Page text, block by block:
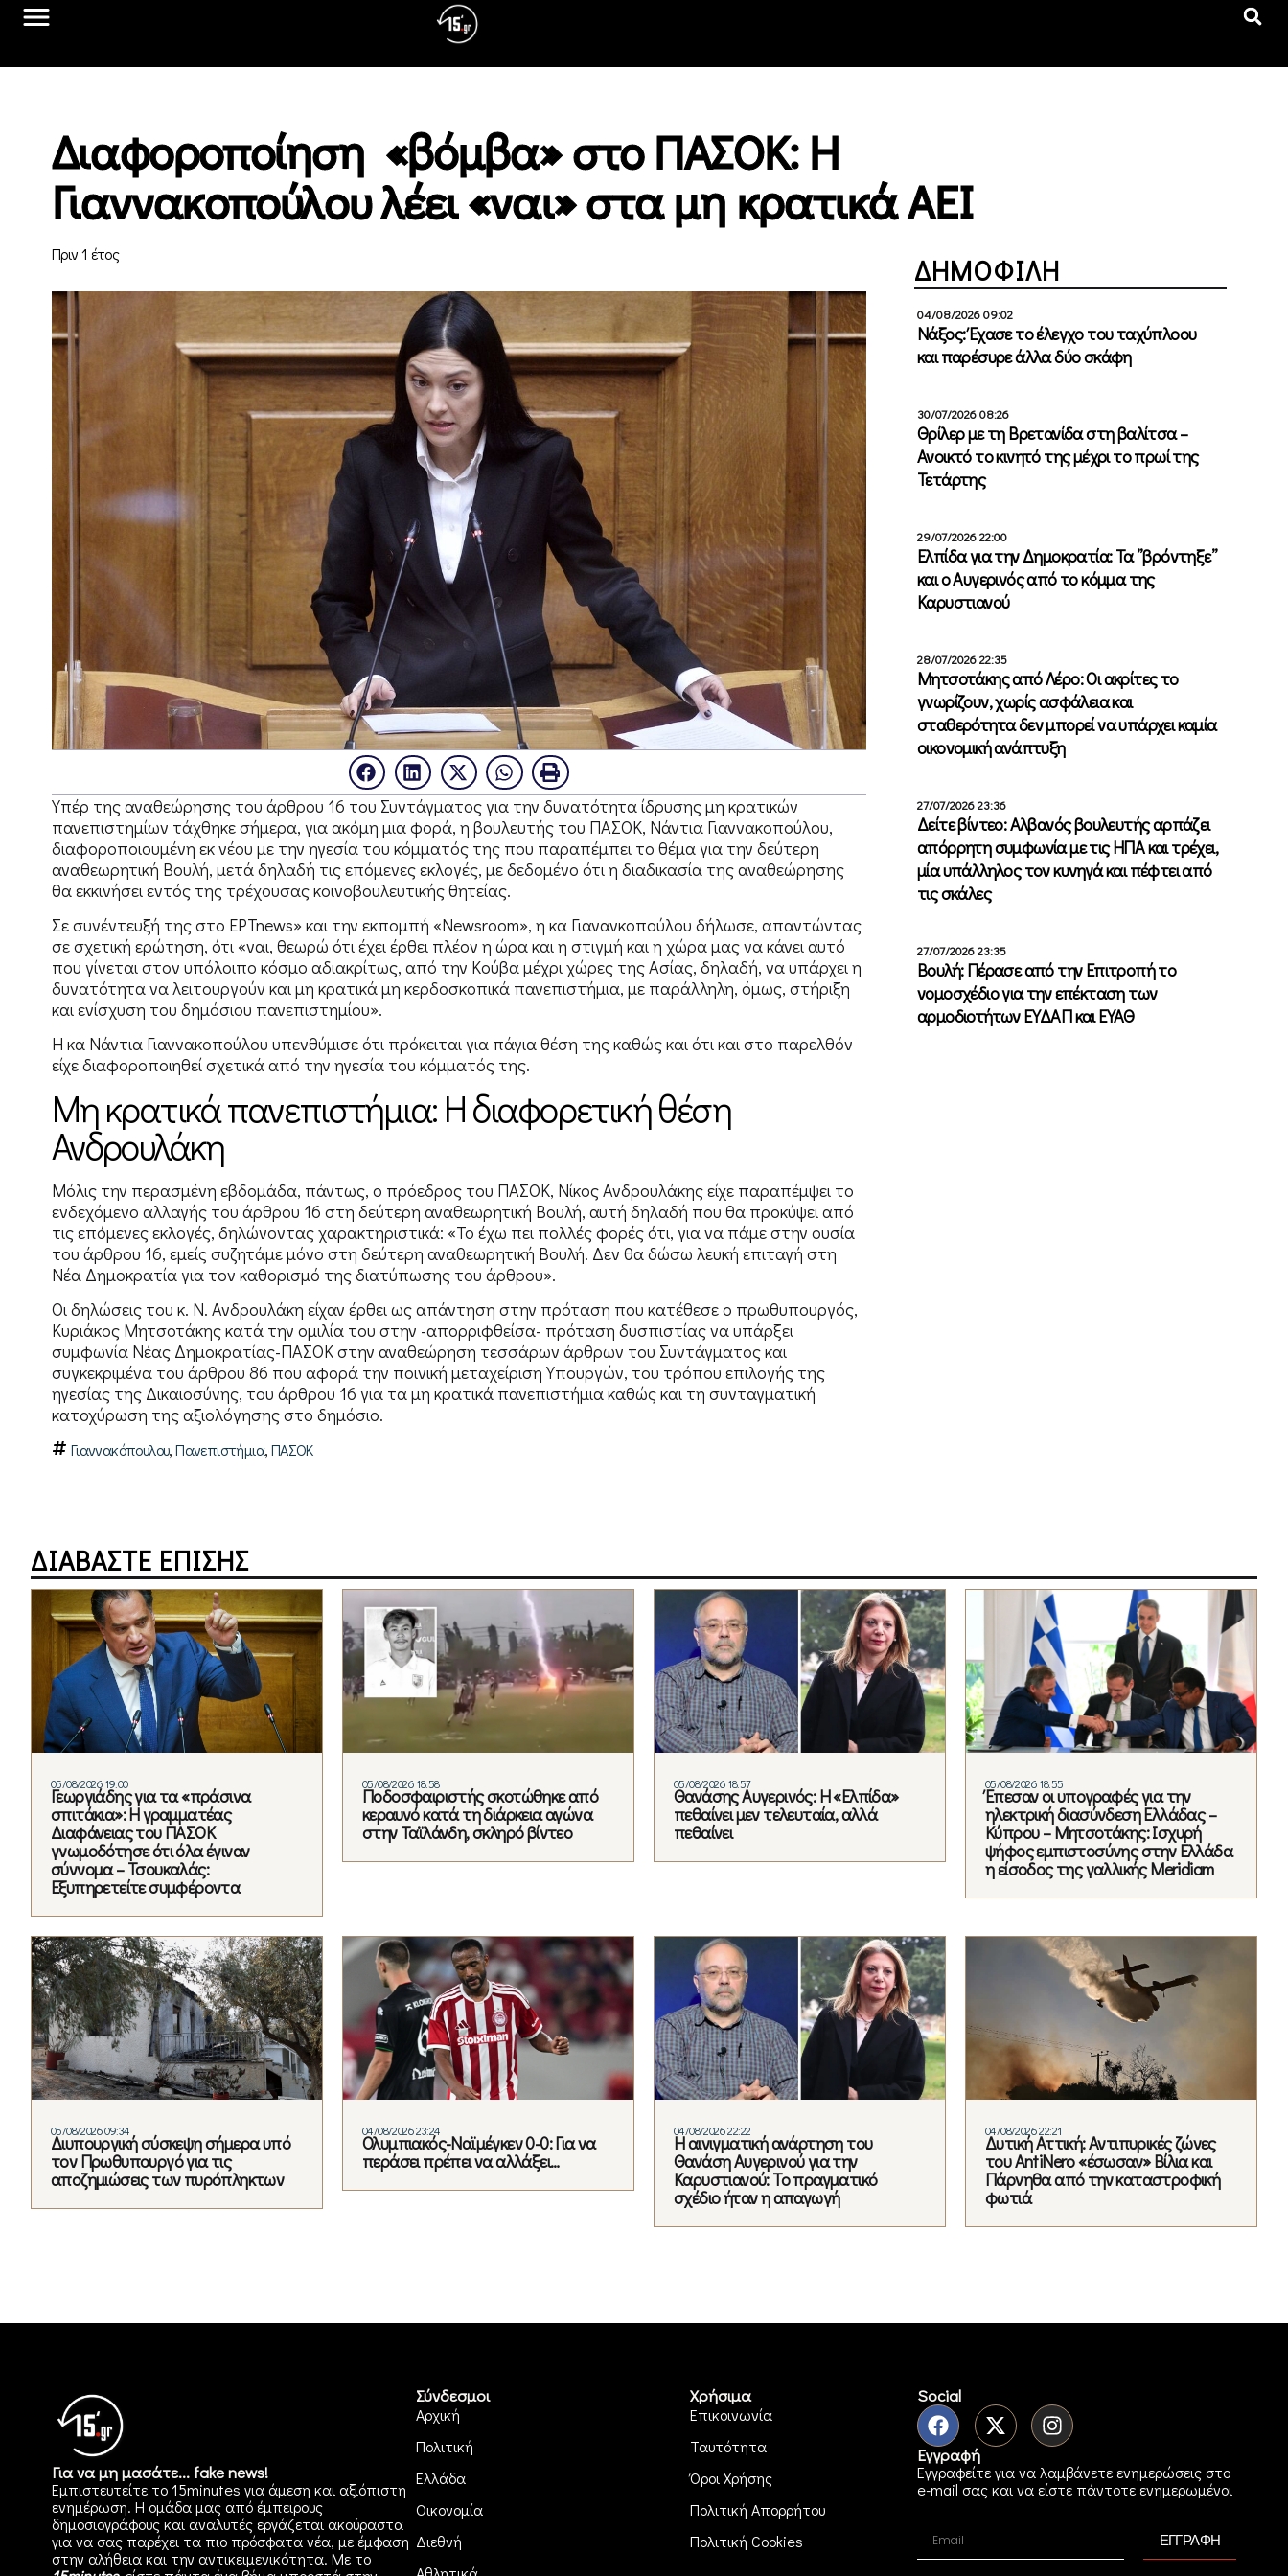
Διαφοροποίηση «βόμβα» στο ΠΑΣΟΚ: Η
Γιαννακοπούλου λέει «ναι» στα μη κρατικά ΑΕΙ
Πριν 1 έτος
Υπέρ της αναθεώρησης του άρθρου 16 του Συντάγματος για την δυνατότητα ίδρυσης μη κρατικών
πανεπιστημίων τάχθηκε σήμερα, για ακόμη μια φορά, η βουλευτής του ΠΑΣΟΚ, Νάντια Γιαννακοπούλου,
διαφοροποιουμένη εκ νέου με την ηγεσία του κόμματός της που παραπέμπει το θέμα για την δεύτερη
αναθεωρητική Βουλή, μετά δηλαδή τις επόμενες εκλογές, με δεδομένο ότι η διαδικασία της αναθεώρησης
θα εκκινήσει εντός της τρέχουσας κοινοβουλευτικής θητείας.
Σε συνέντευξή της στo ΕΡTnews» και την εκπομπή «Newsroom», η κα Γιανανκοπούλου δήλωσε, απαντώντας
σε σχετική ερώτηση, ότι «ναι, θεωρώ ότι έχει έρθει πλέον η ώρα και η στιγμή και η χώρα μας να κάνει αυτό
που γίνεται στον υπόλοιπο κόσμο αδιακρίτως, από την Κούβα μέχρι χώρες της Ασίας, δηλαδή, να υπάρχει η
δυνατότητα να λειτουργούν και μη κρατικά μη κερδοσκοπικά πανεπιστήμια, με παράλληλη, όμως, στήριξη
και ενίσχυση του δημόσιου πανεπιστημίου».
Η κα Νάντια Γιαννακοπούλου υπενθύμισε ότι πρόκειται για πάγια θέση της καθώς και ότι και στο παρελθόν
είχε διαφοροποιηθεί σχετικά από την ηγεσία του κόμματός της.
Μη κρατικά πανεπιστήμια: Η διαφορετική θέση
Ανδρουλάκη
Μόλις την περασμένη εβδομάδα, πάντως, ο πρόεδρος του ΠΑΣΟΚ, Νίκος Ανδρουλάκης είχε παραπέμψει το
ενδεχόμενο αλλαγής του άρθρου 16 στη δεύτερη αναθεωρητική Βουλή, αυτή δηλαδή που θα προκύψει από
τις επόμενες εκλογές, δηλώνοντας χαρακτηριστικά: «Το έχω πει πολλές φορές ότι, για να πάμε στην ουσία
του άρθρου 16, εμείς συζητάμε μόνο στη δεύτερη αναθεωρητική Βουλή. Δεν θα δώσω λευκή επιταγή στη
Νέα Δημοκρατία για τον καθορισμό της διατύπωσης του άρθρου».
Οι δηλώσεις του κ. Ν. Ανδρουλάκη είχαν έρθει ως απάντηση στην πρόταση που κατέθεσε ο πρωθυπουργός,
Κυριάκος Μητσοτάκης κατά την ομιλία του στην -απορριφθείσα- πρόταση δυσπιστίας να υπάρξει
συμφωνία Νέας Δημοκρατίας-ΠΑΣΟΚ στην αναθεώρηση τεσσάρων άρθρων του Συντάγματος και
συγκεκριμένα του άρθρου 86 που αφορά την ποινική μεταχείριση Υπουργών, του τρόπου επιλογής της
ηγεσίας της Δικαιοσύνης, του άρθρου 16 για τα μη κρατικά πανεπιστήμια καθώς και τη συνταγματική
κατοχύρωση της αξιολόγησης στο δημόσιο.
Γιαννακόπουλου,Πανεπιστήμια,ΠΑΣΟΚ
ΔΗΜΟΦΙΛΗ
04/08/2026 09:02
Νάξος: Έχασε το έλεγχο του ταχύπλοου
και παρέσυρε άλλα δύο σκάφη
30/07/2026 08:26
Θρίλερ με τη Βρετανίδα στη βαλίτσα –
Ανοικτό το κινητό της μέχρι το πρωί της
Τετάρτης
29/07/2026 22:00
Ελπίδα για την Δημοκρατία: Τα ”βρόντηξε”
και ο Αυγερινός από το κόμμα της
Καρυστιανού
28/07/2026 22:35
Μητσοτάκης από Λέρο: Οι ακρίτες το
γνωρίζουν, χωρίς ασφάλεια και
σταθερότητα δεν μπορεί να υπάρχει καμία
οικονομική ανάπτυξη
27/07/2026 23:36
Δείτε βίντεο: Αλβανός βουλευτής αρπάζει
απόρρητη συμφωνία με τις ΗΠΑ και τρέχει,
μία υπάλληλος τον κυνηγά και πέφτει από
τις σκάλες
27/07/2026 23:35
Βουλή: Πέρασε από την Επιτροπή το
νομοσχέδιο για την επέκταση των
αρμοδιοτήτων ΕΥΔΑΠ και ΕΥΑΘ
ΔΙΑΒΑΣΤΕ ΕΠΙΣΗΣ
05/08/2026 19:00
Γεωργιάδης για τα «πράσινα
σπιτάκια»: Η γραμματέας
Διαφάνειας του ΠΑΣΟΚ
γνωμοδότησε ότι όλα έγιναν
σύννομα – Τσουκαλάς:
Εξυπηρετείτε συμφέροντα
05/08/2026 18:58
Ποδοσφαιριστής σκοτώθηκε από
κεραυνό κατά τη διάρκεια αγώνα
στην Ταϊλάνδη, σκληρό βίντεο
05/08/2026 18:57
Θανάσης Αυγερινός: Η «Ελπίδα»
πεθαίνει μεν τελευταία, αλλά
πεθαίνει
05/08/2026 18:55
Έπεσαν οι υπογραφές για την
ηλεκτρική διασύνδεση Ελλάδας –
Κύπρου – Μητσοτάκης: Ισχυρή
ψήφος εμπιστοσύνης στην Ελλάδα
η είσοδος της γαλλικής Meridiam
05/08/2026 09:34
Διυπουργική σύσκεψη σήμερα υπό
τον Πρωθυπουργό για τις
αποζημιώσεις των πυρόπληκτων
04/08/2026 23:24
Ολυμπιακός-Ναϊμέγκεν 0-0: Για να
περάσει πρέπει να αλλάξει…
04/08/2026 22:22
Η αινιγματική ανάρτηση του
Θανάση Αυγερινού για την
Καρυστιανού: Το πραγματικό
σχέδιο ήταν η απαγωγή
04/08/2026 22:21
Δυτική Αττική: Αντιπυρικές ζώνες
του AntiNero «έσωσαν» Βίλια και
Πάρνηθα από την καταστροφική
φωτιά
Για να μη μασάτε... fake news!
Εμπιστευτείτε το 15minutes για άμεση και αξιόπιστη
ενημέρωση. Η ομάδα μας από έμπειρους
δημοσιογράφους και αναλυτές εργάζεται ακούραστα
για να σας παρέχει τα πιο πρόσφατα νέα, με έμφαση
στην αλήθεια και την αντικειμενικότητα. Με το
Σύνδεσμοι
Αρχική
Πολιτική
Ελλάδα
Οικονομία
Διεθνή
Χρήσιμα
Επικοινωνία
Ταυτότητα
Όροι Χρήσης
Πολιτική Απορρήτου
Πολιτική Cookies
Social
Εγγραφή
Εγγραφείτε για να λαμβάνετε ενημερώσεις στο
e-mail σας και να είστε πάντοτε ενημερωμένοι
ΕΓΓΡΑΦΗ